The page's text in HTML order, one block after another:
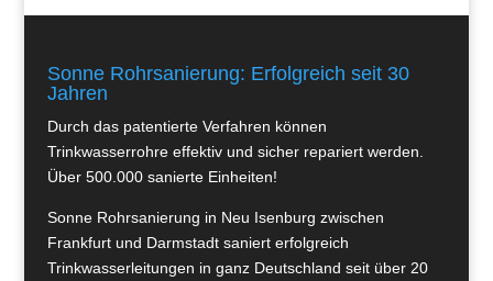
Sonne Rohrsanierung: Erfolgreich seit 30
Jahren
Durch das patentierte Verfahren können
Trinkwasserrohre effektiv und sicher repariert werden.
Über 500.000 sanierte Einheiten!
Sonne Rohrsanierung in Neu Isenburg zwischen
Frankfurt und Darmstadt saniert erfolgreich
Trinkwasserleitungen in ganz Deutschland seit über 20